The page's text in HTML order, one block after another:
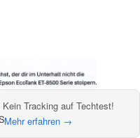
Tracking auf Techtest!
Mehr erfahren →